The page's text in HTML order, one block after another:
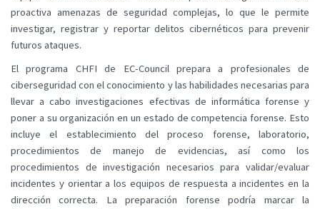
proactiva amenazas de seguridad complejas, lo que le permite
investigar, registrar y reportar delitos cibernéticos para prevenir
futuros ataques.
El programa CHFI de EC-Council prepara a profesionales de
ciberseguridad con el conocimiento y las habilidades necesarias para
llevar a cabo investigaciones efectivas de informática forense y
poner a su organización en un estado de competencia forense. Esto
incluye el establecimiento del proceso forense, laboratorio,
procedimientos de manejo de evidencias, así como los
procedimientos de investigación necesarios para validar/evaluar
incidentes y orientar a los equipos de respuesta a incidentes en la
dirección correcta. La preparación forense podría marcar la